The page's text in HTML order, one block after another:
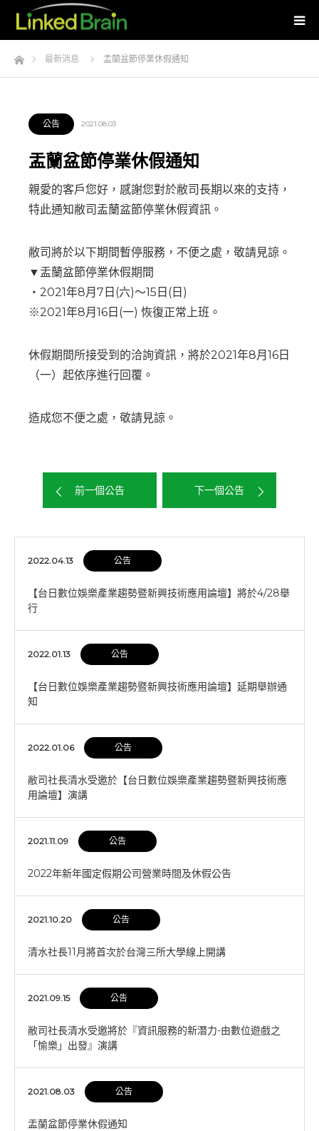
Home最新消息 盂蘭盆節停業休假通知
公告 2021.08.03
盂蘭盆節停業休假通知
親愛的客戶您好，感謝您對於敝司長期以來的支持，
特此通知敝司盂蘭盆節停業休假資訊。
敝司將於以下期間暫停服務，不便之處，敬請見諒。
▼盂蘭盆節停業休假期間
・2021年8月7日(六)～15日(日)
※2021年8月16日(一) 恢復正常上班。
休假期間所接受到的洽詢資訊，將於2021年8月16日
（一）起依序進行回覆。
造成您不便之處，敬請見諒。
前一個公告 下一個公告
2022.04.13 公告
【台日數位娛樂產業趨勢暨新興技術應用論壇】將於4/28舉
行
2022.01.13 公告
【台日數位娛樂產業趨勢暨新興技術應用論壇】延期舉辦通
知
2022.01.06 公告
敝司社長清水受邀於【台日數位娛樂產業趨勢暨新興技術應
用論壇】演講
2021.11.09 公告
2022年新年國定假期公司營業時間及休假公告
2021.10.20 公告
清水社長11月將首次於台灣三所大學線上開講
2021.09.15 公告
敝司社長清水受邀將於『資訊服務的新潛力-由數位遊戲之
「愉樂」出發』演講
2021.08.03 公告
盂蘭盆節停業休假通知